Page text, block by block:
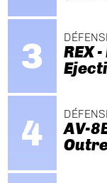
REX
AV-